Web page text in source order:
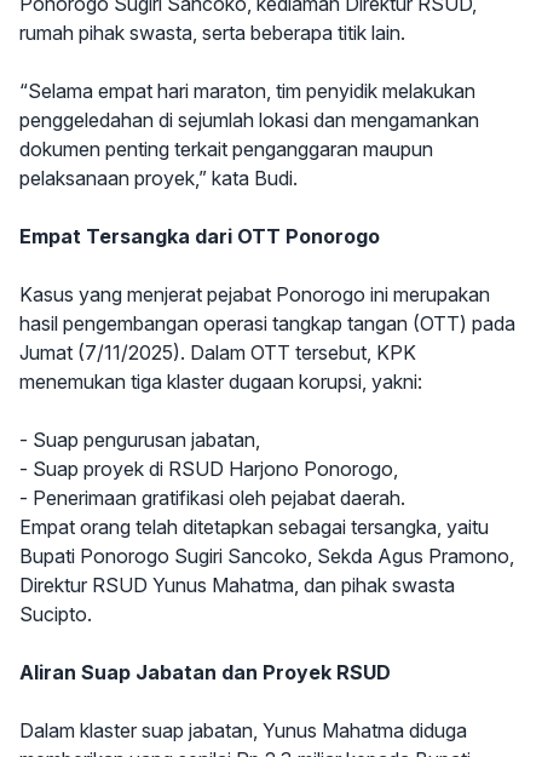
rumah pihak swasta, serta beberapa titik lain.
“Selama empat hari maraton, tim penyidik melakukan
penggeledahan di sejumlah lokasi dan mengamankan
dokumen penting terkait penganggaran maupun
pelaksanaan proyek,” kata Budi.
Empat Tersangka dari OTT Ponorogo
Kasus yang menjerat pejabat Ponorogo ini merupakan
hasil pengembangan operasi tangkap tangan (OTT) pada
Jumat (7/11/2025). Dalam OTT tersebut, KPK
menemukan tiga klaster dugaan korupsi, yakni:
- Suap pengurusan jabatan,
- Suap proyek di RSUD Harjono Ponorogo,
- Penerimaan gratifikasi oleh pejabat daerah.
Empat orang telah ditetapkan sebagai tersangka, yaitu
Bupati Ponorogo Sugiri Sancoko, Sekda Agus Pramono,
Direktur RSUD Yunus Mahatma, dan pihak swasta
Sucipto.
Aliran Suap Jabatan dan Proyek RSUD
Dalam klaster suap jabatan, Yunus Mahatma diduga